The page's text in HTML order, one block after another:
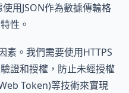
用JSON作為數據傳輸格
性。
素。我們需要使用HTTPS
證和授權，防止未經授權
Token)等技術來實現